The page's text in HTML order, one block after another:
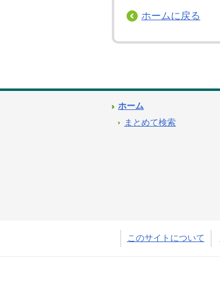
ホームに戻る
ホーム
まとめて検索
このサイトについて